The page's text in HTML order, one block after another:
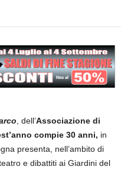
, dell’Associazione di
compie 30 anni, in
presenta, nell’ambito di
e dibattiti ai Giardini del